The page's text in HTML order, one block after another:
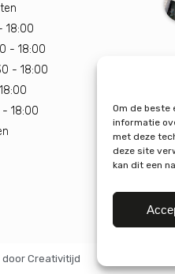
Om de beste
informatie
met deze
deze site
kan dit een
18:00
- 18:00
- 18:00
- 18:00
door Creativitijd